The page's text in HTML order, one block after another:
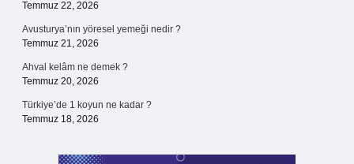
Temmuz 22, 2026
Avusturya’nın yöresel yemeği nedir ?
Temmuz 21, 2026
Ahval kelâm ne demek ?
Temmuz 20, 2026
Türkiye’de 1 koyun ne kadar ?
Temmuz 18, 2026